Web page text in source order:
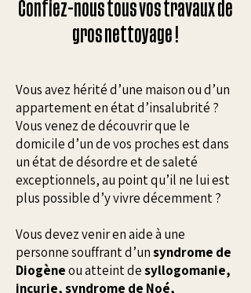
Confiez-nous tous vos travaux de
gros nettoyage !
Vous avez hérité d’une maison ou d’un
appartement en état d’insalubrité ? ​
Vous venez de découvrir que le
domicile d’un de vos proches est dans
un état de désordre et de saleté
exceptionnels, au point qu’il ne lui est
plus possible d’y vivre décemment ?
​Vous devez venir en aide à une
personne souffrant d’unsyndrome de
Diogèneou atteint desyllogomanie,
incurie, syndrome de Noé,